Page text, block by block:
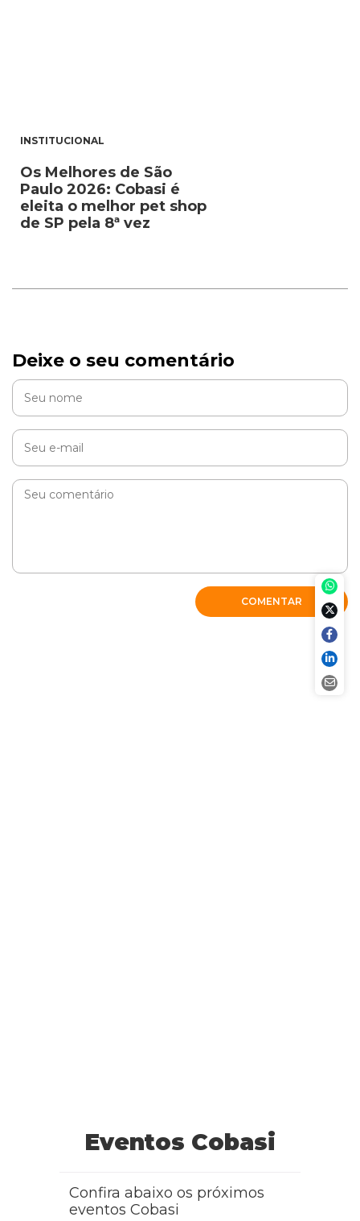
INSTITUCIONAL
Os Melhores de São
Paulo 2026: Cobasi é
eleita o melhor pet shop
de SP pela 8ª vez
Deixe o seu comentário
COMENTAR
Eventos Cobasi
Confira abaixo os próximos
eventos Cobasi